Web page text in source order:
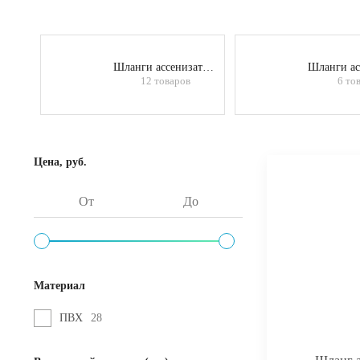
Шланги ассенизаторские 100 мм
12 товаров
6
Цена, руб.
Материал
ПВХ 28